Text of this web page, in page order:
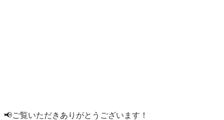
📢ご覧いただきありがとうございます！